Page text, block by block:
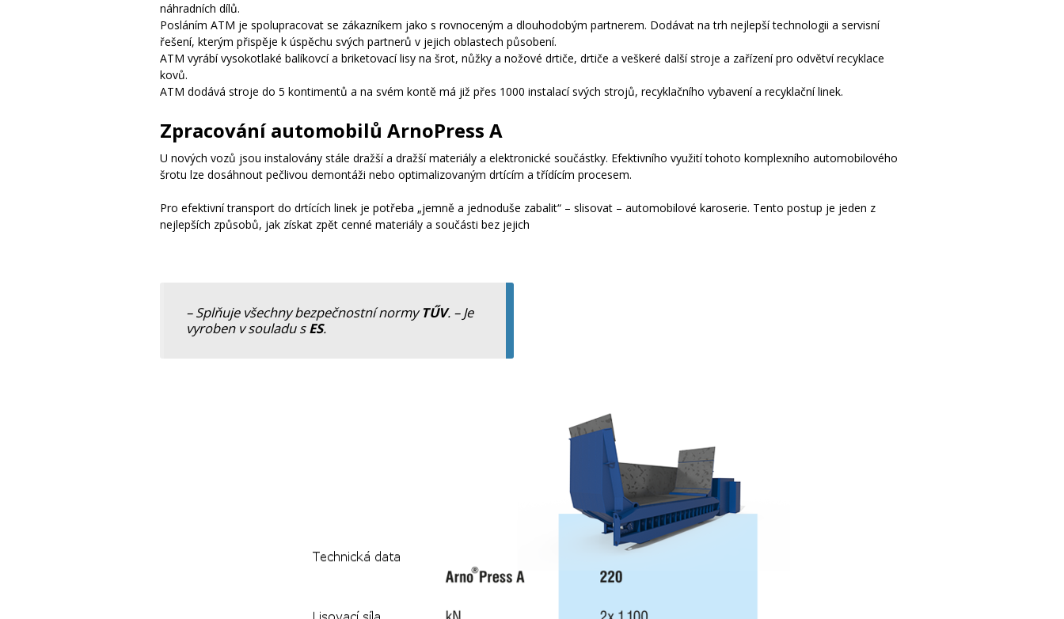
náhradních dílů.
Posláním ATM je spolupracovat se zákazníkem jako s rovnoceným a dlouhodobým partnerem. Dodávat na trh nejlepší technologii a servisní
řešení, kterým přispěje k úspěchu svých partnerů v jejich oblastech působení.
ATM vyrábí vysokotlaké balíkovcí a briketovací lisy na šrot, nůžky a nožové drtiče, drtiče a veškeré další stroje a zařízení pro odvětví recyklace
kovů.
ATM dodává stroje do 5 kontimentů a na svém kontě má již přes 1000 instalací svých strojů, recyklačního vybavení a recyklační linek.
Zpracování automobilů ArnoPress A
U nových vozů jsou instalovány stále dražší a dražší materiály a elektronické součástky. Efektivního využití tohoto komplexního automobilového
šrotu lze dosáhnout pečlivou demontáži nebo optimalizovaným drtícím a třídícím procesem.
Pro efektivní transport do drtících linek je potřeba „jemně a jednoduše zabalit“ – slisovat – automobilové karoserie. Tento postup je jeden z
nejlepších způsobů, jak získat zpět cenné materiály a součásti bez jejich
– Splňuje všechny bezpečnostní normyTŰV. – Je
vyroben v souladu sES.